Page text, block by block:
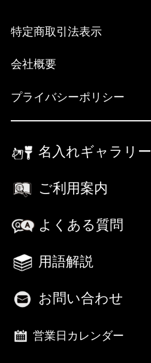
特定商取引法表示
会社概要
プライバシーポリシー
名入れギャラリー
ご利用案内
よくある質問
用語解説
お問い合わせ
営業日カレンダー